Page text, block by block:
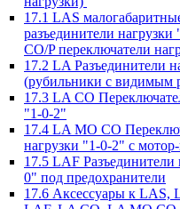
17.1 LAS
разъединители
CO/P переключатели
17.2 LA Разъединители
(рубильники с видимым
17.3 LA CO
"1-0-2"
17.4 LA MO CO
нагрузки "1-0-2" с
17.5 LAF Разъединители
0" под предохранители
17.6 Аксессуары к LAS,